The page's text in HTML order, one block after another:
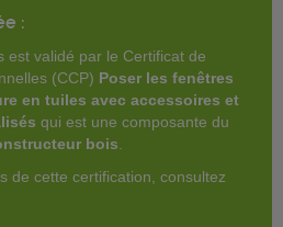
:
est validé par le Certificat de
(CCP) Poser les fenêtres
en tuiles avec accessoires et
qui est une composante du
bois
de cette certification, consultez